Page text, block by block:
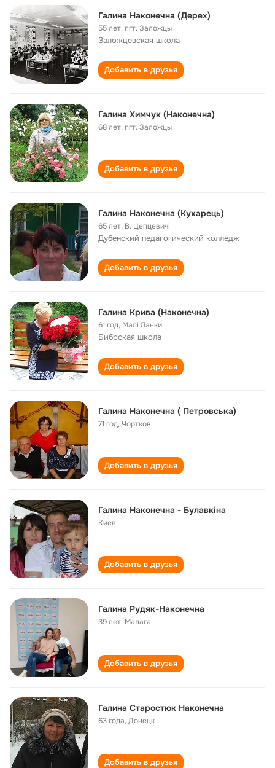
Галина Наконечна (Дерех)
55 лет,пгт. Заложцы
Заложцевская школа
Добавить в друзья
Галина Химчук (Наконечна)
68 лет,пгт. Заложцы
Добавить в друзья
Галина Наконечна (Кухарець)
65 лет, В. Цепцевичі
Дубенский педагогический колледж
Добавить в друзья
Галина Крива (Наконечна)
61 год, Малі Ланки
Бибрская школа
Добавить в друзья
Галина Наконечна ( Петровська)
71 год,Чортков
Добавить в друзья
Галина Наконечна - Булавкіна
Киев
Добавить в друзья
Галина Рудяк-Наконечна
39 лет, Малага
Добавить в друзья
Галина Старостюк Наконечна
63 года,Донецк
Добавить в друзья